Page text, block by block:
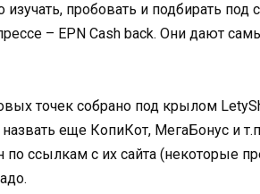
изучать, пробовать и подбирать
– EPN Cash back. Они дают
точек собрано под крылом
еще КопиКот, МегаБонус и
ссылкам с их сайта (некоторые